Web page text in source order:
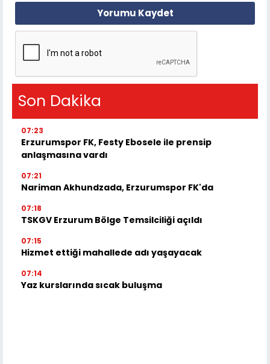
Yorumu Kaydet
Son Dakika
07:23
Erzurumspor FK, Festy Ebosele ile prensip
anlaşmasına vardı
07:21
Nariman Akhundzada, Erzurumspor FK'da
07:18
TSKGV Erzurum Bölge Temsilciliği açıldı
07:15
Hizmet ettiği mahallede adı yaşayacak
07:14
Yaz kurslarında sıcak buluşma